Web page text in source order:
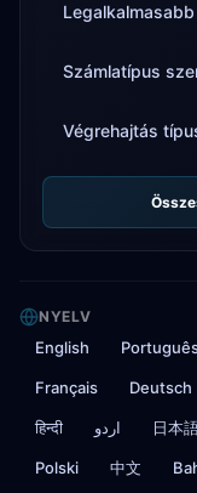
Számlatípus
Végrehajtás
NYELV
English
Français Deutsch
हिन्दी اردو 日本
Polski 中文